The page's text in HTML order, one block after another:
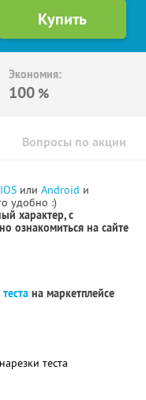
Экономия:
100 %
Вопросы по акции
IOS или Android и
удобно :)
характер, с
ознакомиться на сайте
на маркетплейсе
теста